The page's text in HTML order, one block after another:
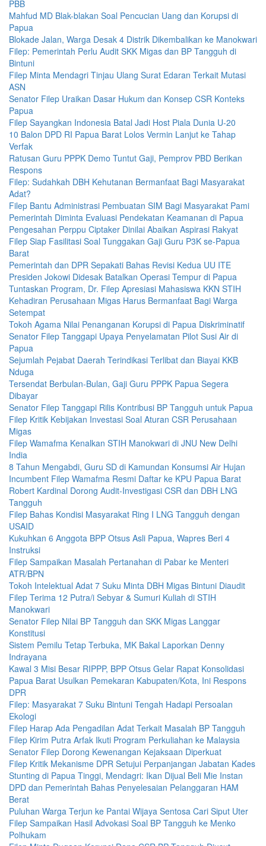
PBB
Mahfud MD Blak-blakan Soal Pencucian Uang dan Korupsi di
Papua
Blokade Jalan, Warga Desak 4 Distrik Dikembalikan ke Manokwari
Filep: Pemerintah Perlu Audit SKK Migas dan BP Tangguh di
Bintuni
Filep Minta Mendagri Tinjau Ulang Surat Edaran Terkait Mutasi
ASN
Senator Filep Uraikan Dasar Hukum dan Konsep CSR Konteks
Papua
Filep Sayangkan Indonesia Batal Jadi Host Piala Dunia U-20
10 Balon DPD RI Papua Barat Lolos Vermin Lanjut ke Tahap
Verfak
Ratusan Guru PPPK Demo Tuntut Gaji, Pemprov PBD Berikan
Respons
Filep: Sudahkah DBH Kehutanan Bermanfaat Bagi Masyarakat
Adat?
Filep Bantu Administrasi Pembuatan SIM Bagi Masyarakat Pami
Pemerintah Diminta Evaluasi Pendekatan Keamanan di Papua
Pengesahan Perppu Ciptaker Dinilai Abaikan Aspirasi Rakyat
Filep Siap Fasilitasi Soal Tunggakan Gaji Guru P3K se-Papua
Barat
Pemerintah dan DPR Sepakati Bahas Revisi Kedua UU ITE
Presiden Jokowi Didesak Batalkan Operasi Tempur di Papua
Tuntaskan Program, Dr. Filep Apresiasi Mahasiswa KKN STIH
Kehadiran Perusahaan Migas Harus Bermanfaat Bagi Warga
Setempat
Tokoh Agama Nilai Penanganan Korupsi di Papua Diskriminatif
Senator Filep Tanggapi Upaya Penyelamatan Pilot Susi Air di
Papua
Sejumlah Pejabat Daerah Terindikasi Terlibat dan Biayai KKB
Nduga
Tersendat Berbulan-Bulan, Gaji Guru PPPK Papua Segera
Dibayar
Senator Filep Tanggapi Rilis Kontribusi BP Tangguh untuk Papua
Filep Kritik Kebijakan Investasi Soal Aturan CSR Perusahaan
Migas
Filep Wamafma Kenalkan STIH Manokwari di JNU New Delhi
India
8 Tahun Mengabdi, Guru SD di Kamundan Konsumsi Air Hujan
Incumbent Filep Wamafma Resmi Daftar ke KPU Papua Barat
Robert Kardinal Dorong Audit-Investigasi CSR dan DBH LNG
Tangguh
Filep Bahas Kondisi Masyarakat Ring I LNG Tangguh dengan
USAID
Kukuhkan 6 Anggota BPP Otsus Asli Papua, Wapres Beri 4
Instruksi
Filep Sampaikan Masalah Pertanahan di Pabar ke Menteri
ATR/BPN
Tokoh Intelektual Adat 7 Suku Minta DBH Migas Bintuni Diaudit
Filep Terima 12 Putra/i Sebyar & Sumuri Kuliah di STIH
Manokwari
Senator Filep Nilai BP Tangguh dan SKK Migas Langgar
Konstitusi
Sistem Pemilu Tetap Terbuka, MK Bakal Laporkan Denny
Indrayana
Kawal 3 Misi Besar RIPPP, BPP Otsus Gelar Rapat Konsolidasi
Papua Barat Usulkan Pemekaran Kabupaten/Kota, Ini Respons
DPR
Filep: Masyarakat 7 Suku Bintuni Tengah Hadapi Persoalan
Ekologi
Filep Harap Ada Pengadilan Adat Terkait Masalah BP Tangguh
Filep Kirim Putra Arfak Ikuti Program Perkuliahan ke Malaysia
Senator Filep Dorong Kewenangan Kejaksaan Diperkuat
Filep Kritik Mekanisme DPR Setujui Perpanjangan Jabatan Kades
Stunting di Papua Tinggi, Mendagri: Ikan Dijual Beli Mie Instan
DPD dan Pemerintah Bahas Penyelesaian Pelanggaran HAM
Berat
Puluhan Warga Terjun ke Pantai Wijaya Sentosa Cari Siput Uter
Filep Sampaikan Hasil Advokasi Soal BP Tangguh ke Menko
Polhukam